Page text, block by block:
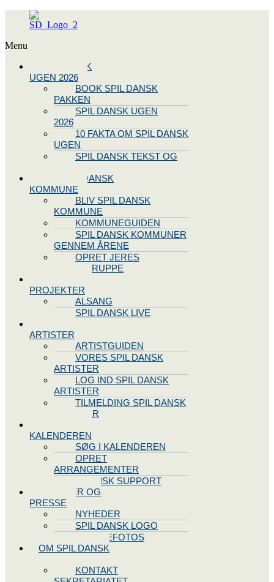
Menu
SPIL DANSK
UGEN 2026
BOOK SPIL DANSK
PAKKEN
SPIL DANSK UGEN
2026
10 FAKTA OM SPIL DANSK
UGEN
SPIL DANSK TEKST OG
BLIV SPIL DANSK
KOMMUNE
BLIV SPIL DANSK
KOMMUNE
KOMMUNEGUIDEN
SPIL DANSK KOMMUNER
GENNEM ÅRENE
OPRET JERES
STYREGRUPPE
PROJEKTER
ALSANG
SPIL DANSK LIVE
ARTISTER
ARTISTGUIDEN
VORES SPIL DANSK
ARTISTER
LOG IND SPIL DANSK
ARTISTER
TILMELDING SPIL DANSK
ARTISTER
KALENDEREN
SØG I KALENDEREN
OPRET
ARRANGEMENTER
TEKNISK SUPPORT
NYHEDER OG
PRESSE
NYHEDER
SPIL DANSK LOGO
PRESSEFOTOS
OM SPIL DANSK
KONTAKT